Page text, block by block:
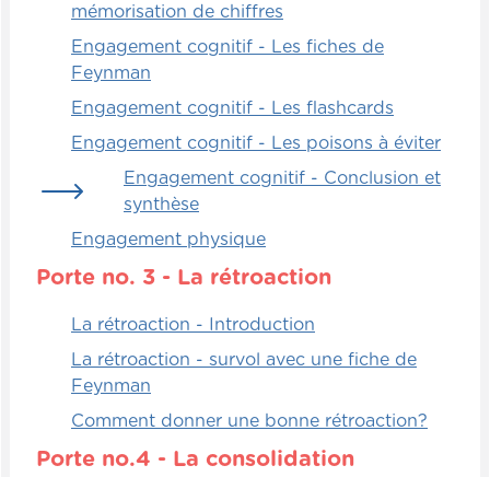
mémorisation de chiffres
Engagement cognitif - Les fiches de
Feynman
Engagement cognitif - Les flashcards
Engagement cognitif - Les poisons à éviter
Engagement cognitif - Conclusion et
synthèse
Engagement physique
Porte no. 3 - La rétroaction
La rétroaction - Introduction
La rétroaction - survol avec une fiche de
Feynman
Comment donner une bonne rétroaction?
Porte no.4 - La consolidation